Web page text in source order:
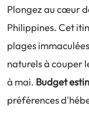
Plongez au cœur
Philippines. Cet
plages
naturels à couper
à mai. Budget
préférences